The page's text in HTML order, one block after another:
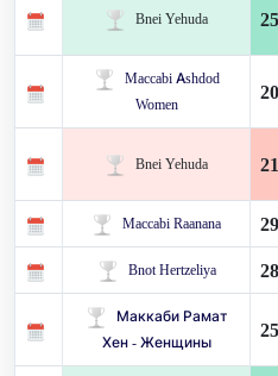
Bnei Yehuda 25
Maccabi Ashdod
Women
20
Bnei Yehuda 21
Maccabi Raanana 29
Bnot Hertzeliya 28
Маккаби Рамат
Хен - Женщины
25